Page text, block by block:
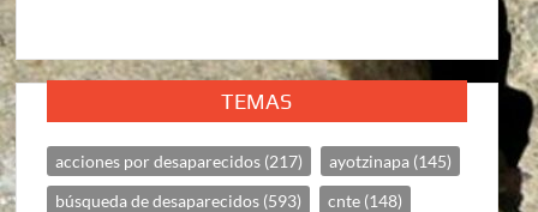
TEMAS
acciones por desaparecidos (217) ayotzinapa (145)
búsqueda de desaparecidos (593) cnte (148)